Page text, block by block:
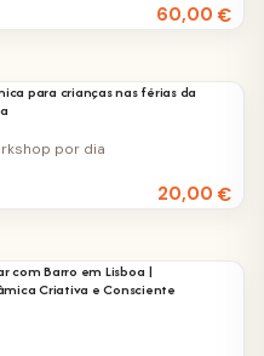
60,00€
para crianças nas férias da
por dia
20,00€
com Barro em Lisboa |
Criativa e Consciente